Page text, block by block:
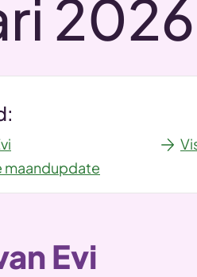
2026
maandupdate
Evi